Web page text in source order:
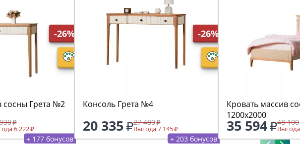
-26%
сосны Грета №2
6 222
+ 177 бонусов
-26%
Консоль Грета №4
20 335 27 480
Выгода 7 145
+ 203 бонусов
Кровать массив
1200х2000
35 594 48 100